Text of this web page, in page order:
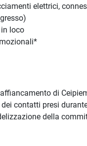
elettrici,
loco
di
contatti presi
della